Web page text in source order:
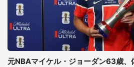
元NBAマイケル・ジョーダン63歳、